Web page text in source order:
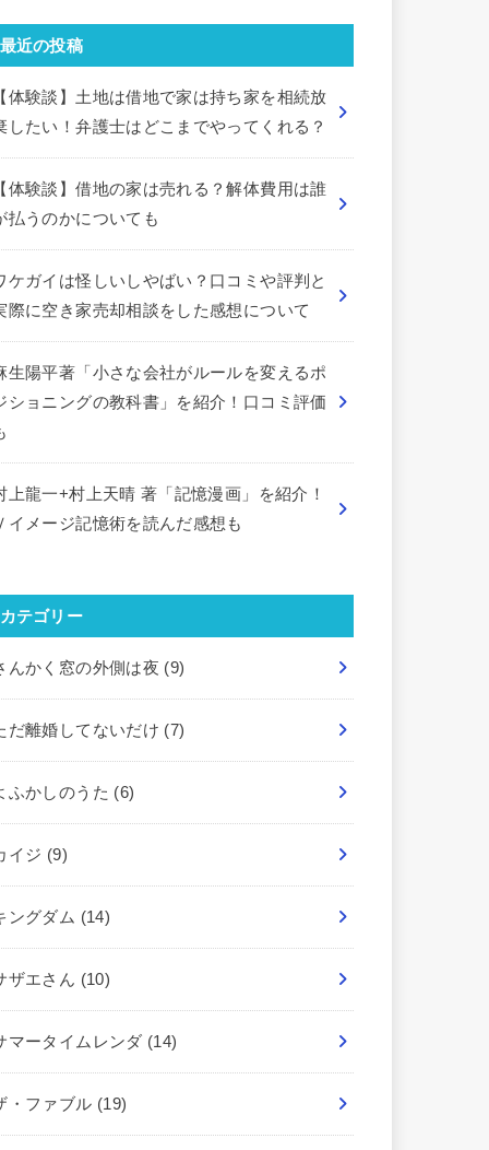
最近の投稿
体験談】土地は借地で家は持ち家を相続放
したい！弁護士はどこまでやってくれる？
体験談】借地の家は売れる？解体費用は誰
払うのかについても
ケガイは怪しいしやばい？口コミや評判と
際に空き家売却相談をした感想について
生陽平著「小さな会社がルールを変えるポ
ショニングの教科書」を紹介！口コミ評価
上龍一+村上天晴 著「記憶漫画」を紹介！
イメージ記憶術を読んだ感想も
カテゴリー
んかく窓の外側は夜 (9)
だ離婚してないだけ (7)
ふかしのうた (6)
イジ (9)
ングダム (14)
ザエさん (10)
マータイムレンダ (14)
・ファブル (19)